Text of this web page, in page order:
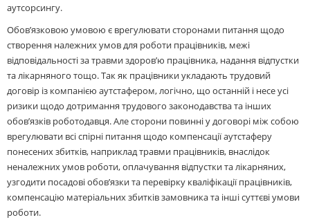
аутсорсингу.
Обов’язковою умовою є врегулювати сторонами питання щодо
створення належних умов для роботи працівників, межі
відповідальності за травми здоров’ю працівника, надання відпустки
та лікарняного тощо. Так як працівники укладають трудовий
договір із компанією аутстафером, логічно, що останній і несе усі
ризики щодо дотримання трудового законодавства та інших
обов’язків роботодавця. Але сторони повинні у договорі між собою
врегулювати всі спірні питання щодо компенсації аутстаферу
понесених збитків, наприклад травми працівників, внаслідок
неналежних умов роботи, оплачування відпустки та лікарняних,
узгодити посадові обов’язки та перевірку кваліфікації працівників,
компенсацію матеріальних збитків замовника та інші суттєві умови
роботи.